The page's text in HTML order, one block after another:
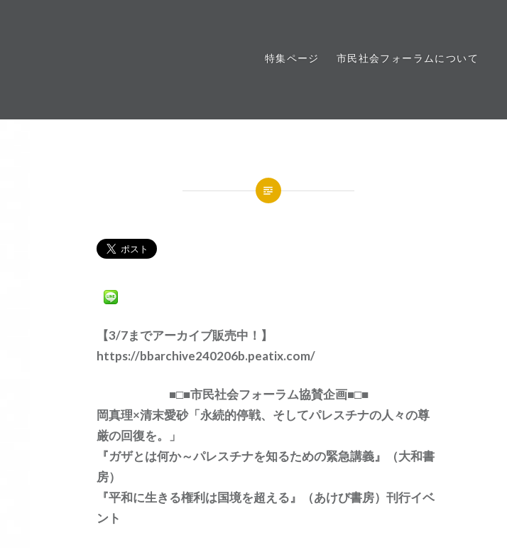
特集ページ 市民社会フォーラムについて
【3/7までアーカイブ販売中！】
https://bbarchive240206b.peatix.com/
■□■市民社会フォーラム協賛企画■□■
岡真理×清末愛砂「永続的停戦、そしてパレスチナの人々の尊
厳の回復を。」
『ガザとは何か～パレスチナを知るための緊急講義』（大和書
房）
『平和に生きる権利は国境を超える』（あけび書房）刊行イベ
ント